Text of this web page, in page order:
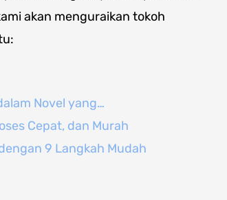
akan menguraikan tokoh
Novel yang…
Cepat, dan Murah
9 Langkah Mudah